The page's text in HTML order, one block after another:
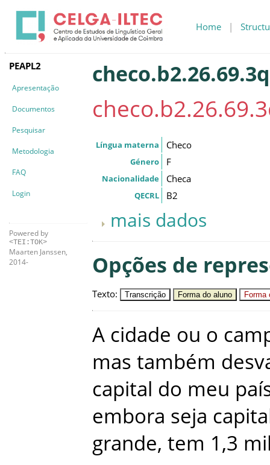
Home |
PEAPL2
Apresentação
Documentos
Pesquisar
Metodologia
FAQ
Login
Powered by
<TEI:TOK>
Maarten Janssen,
2014-
checo.b2.26.69.3q
Língua materna Checo
Género F
Nacionalidade Checa
QECRL B2
mais dados
Opções de
Texto: Transcrição Forma do aluno Forma
A cidade ou o
mas também
capital do meu
embora seja
grande, tem 1,3